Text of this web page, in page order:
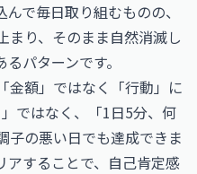
で毎日取り組むものの、
まり、そのまま自然消滅し
パターンです。
金額」ではなく「行動」に
ではなく、「1日5分、何
子の悪い日でも達成できま
アすることで、自己肯定感